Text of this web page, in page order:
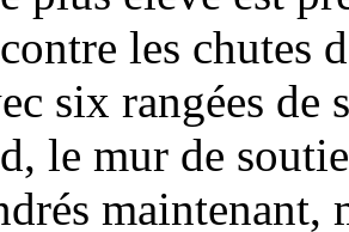
les chutes
six rangées de
le mur de
maintenant,